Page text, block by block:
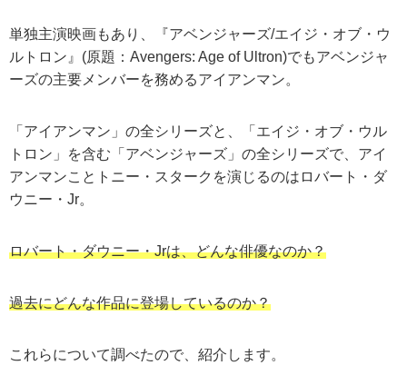
単独主演映画もあり、『アベンジャーズ/エイジ・オブ・ウ
ルトロン』(原題：Avengers: Age of Ultron)でもアベンジャ
ーズの主要メンバーを務めるアイアンマン。
「アイアンマン」の全シリーズと、「エイジ・オブ・ウル
トロン」を含む「アベンジャーズ」の全シリーズで、アイ
アンマンことトニー・スタークを演じるのはロバート・ダ
ウニー・Jr。
ロバート・ダウニー・Jrは、どんな俳優なのか？
過去にどんな作品に登場しているのか？
これらについて調べたので、紹介します。